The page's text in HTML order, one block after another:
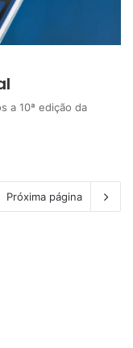
a 10ª edição da
Próxima página